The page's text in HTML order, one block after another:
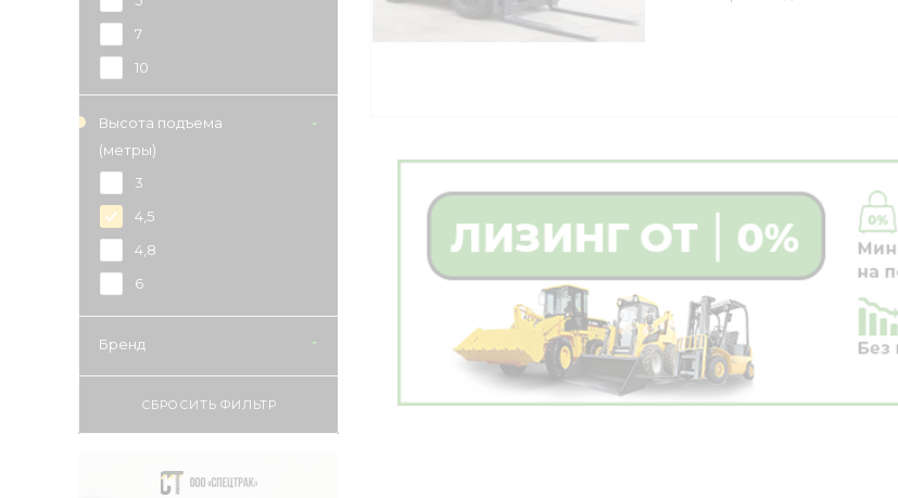
7
10
16
Высота подъема
(метры)
3
4,5
4,8
6
Бренд
СБРОСИТЬ ФИЛЬТР